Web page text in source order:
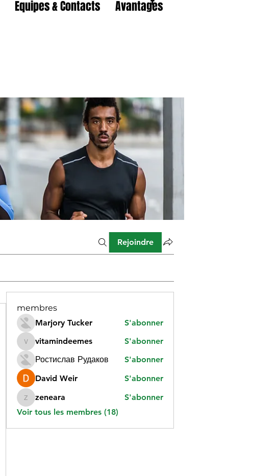
Equipes & Contacts Avantages
Rejoindre
membres
Marjory Tucker
S'abonner
vitamindeemes
vitamindeemes
S'abonner
Ростислав Рудаков
S'abonner
David Weir
S'abonner
zeneara
zeneara
S'abonner
Voir tous les membres (18)